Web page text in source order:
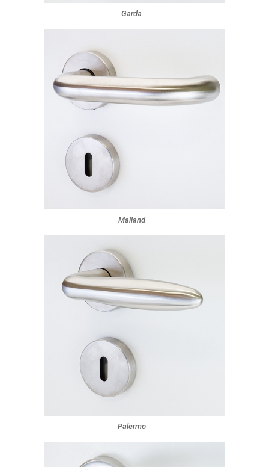
Garda
Mailand
Palermo